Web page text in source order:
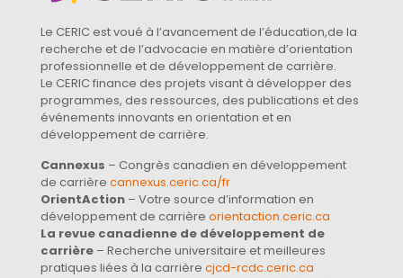
Le CERIC est voué à l’avancement de l’éducation,de la
recherche et de l’advocacie en matière d’orientation
professionnelle et de développement de carrière.
Le CERIC finance des projets visant à développer des
programmes, des ressources, des publications et des
événements innovants en orientation et en
développement de carrière.
Cannexus – Congrès canadien en développement
de carrière cannexus.ceric.ca/fr
OrientAction – Votre source d’information en
développement de carrière orientaction.ceric.ca
La revue canadienne de développement de
carrière – Recherche universitaire et meilleures
pratiques liées à la carrière cjcd-rcdc.ceric.ca